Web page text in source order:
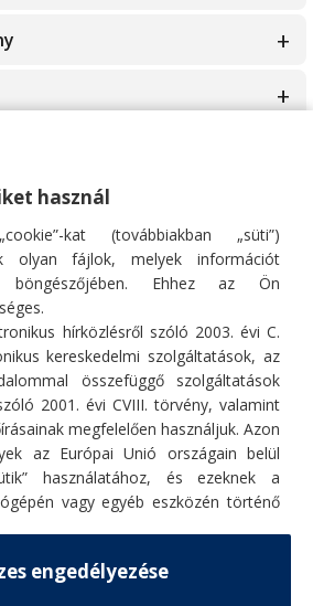
berendezések, hőszivattyúk
karbantartása, tisztítása, javítása.
használ
kat (továbbiakban „süti”)
olyan fájlok, melyek információt
böngészőjében. Ehhez az Ön
hírközlésről szóló 2003. évi C.
kereskedelmi szolgáltatások, az
összefüggő szolgáltatások
2001. évi CVIII. törvény, valamint
megfelelően használjuk. Azon
az Európai Unió országain belül
használatához, és ezeknek a
vagy egyéb eszközén történő
engedélyezése